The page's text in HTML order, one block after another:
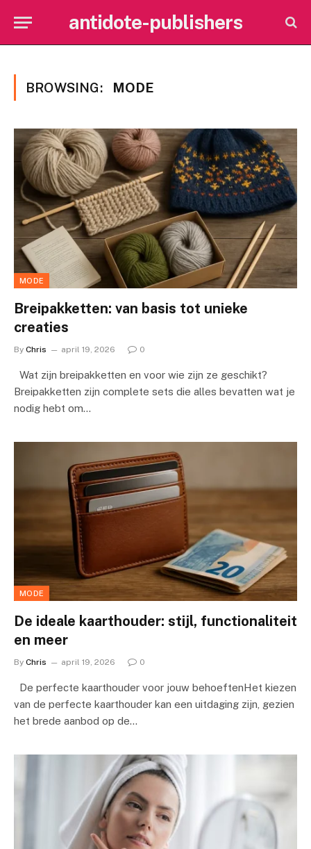
antidote-publishers
BROWSING: MODE
MODE
Breipakketten: van basis tot unieke
creaties
By Chris april 19, 2026 0
Wat zijn breipakketten en voor wie zijn ze geschikt?
Breipakketten zijn complete sets die alles bevatten wat je
nodig hebt om…
MODE
De ideale kaarthouder: stijl, functionaliteit
en meer
By Chris april 19, 2026 0
De perfecte kaarthouder voor jouw behoeftenHet kiezen
van de perfecte kaarthouder kan een uitdaging zijn, gezien
het brede aanbod op de…